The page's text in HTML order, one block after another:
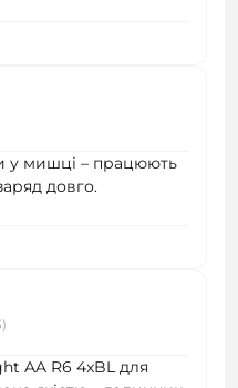
у мишці – працюють
довго.
AA R6 4xBL для